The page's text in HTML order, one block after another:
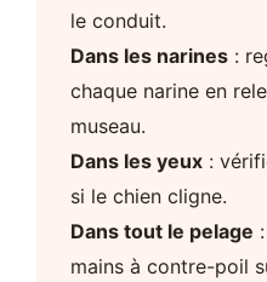
le conduit.
Dans les narines :
chaque narine en
museau.
Dans les yeux :
si le chien cligne.
Dans tout le pelage
mains à contre-poil